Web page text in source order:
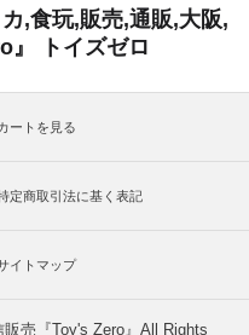
,食玩,販売,通販,大阪,
』 トイズゼロ
ートを見る
定商取引法に基く表記
イトマップ
売『Toy's Zero』All Rights